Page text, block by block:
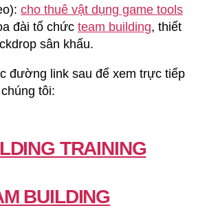
cho thuê vật dụng game tools
đài tổ chức team building, thiết
sân khấu.
đường link sau để xem trực tiếp
tôi:
TRAINING
BUILDING